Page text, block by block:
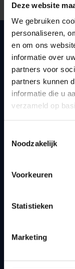
Deze website
We gebruiken
personaliseren,
en om ons
informatie over
partners voor
partners kunnen
informatie die u
verzameld op
Noodzakelijk
Voorkeuren
Statistieken
Marketing
Quick links
Webmail
Jobs
How to
Campus
Info for
Press
PhD
Working